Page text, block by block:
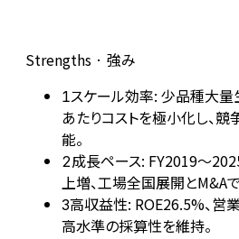
Strengths · 強み
1スケール効率: 少品種大量
あたりコストを極小化し、
能。
2成長ペース: FY2019～
上増、工場全国展開とM&A
3高収益性: ROE26.5%、営
高水準の採算性を維持。